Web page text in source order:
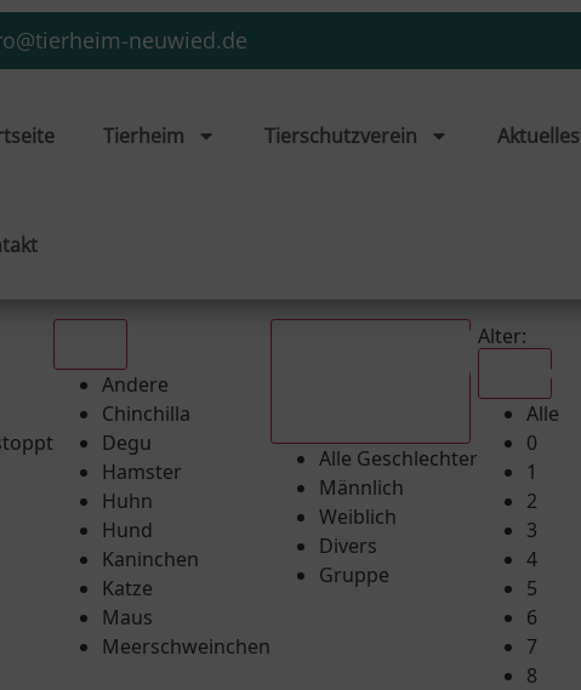
neuwied.de
Tierheim Tierschutzverein Aktuelles
Andere
Chinchilla
Degu
Hamster
Huhn
Hund
Kaninchen
Katze
Maus
Meerschweinchen
Alle Geschlechter
Männlich
Weiblich
Divers
Gruppe
Alter:
Alle
0
1
2
3
4
5
6
7
8